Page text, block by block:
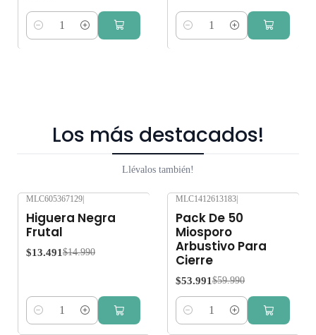
Cantidad Cantidad
Los más destacados!
Llévalos también!
MLC605367129|
Higuera Negra
Frutal
$13.491 $14.990
Cantidad
MLC1412613183|
Pack De 50
Miosporo
Arbustivo Para
Cierre
$53.991 $59.990
Cantidad